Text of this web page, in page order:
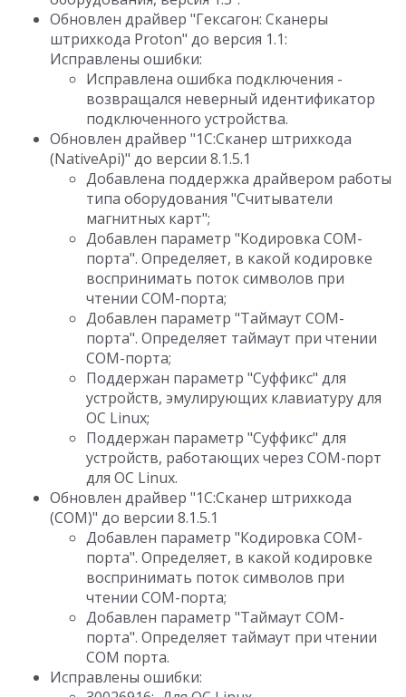
Обновлен драйвер "Гексагон: Сканеры
штрихкода Proton" до версия 1.1:
Исправлены ошибки:
Исправлена ошибка подключения -
возвращался неверный идентификатор
подключенного устройства.
Обновлен драйвер "1C:Сканер штрихкода
(NativeApi)" до версии 8.1.5.1
Добавлена поддержка драйвером работы
типа оборудования "Считыватели
магнитных карт";
Добавлен параметр "Кодировка COM-
порта". Определяет, в какой кодировке
воспринимать поток символов при
чтении COM-порта;
Добавлен параметр "Таймаут COM-
порта". Определяет таймаут при чтении
COM-порта;
Поддержан параметр "Суффикс" для
устройств, эмулирующих клавиатуру для
ОС Linux;
Поддержан параметр "Суффикс" для
устройств, работающих через COM-порт
для ОС Linux.
Обновлен драйвер "1C:Сканер штрихкода
(COM)" до версии 8.1.5.1
Добавлен параметр "Кодировка COM-
порта". Определяет, в какой кодировке
воспринимать поток символов при
чтении COM-порта;
Добавлен параметр "Таймаут COM-
порта". Определяет таймаут при чтении
COM порта.
Исправлены ошибки: